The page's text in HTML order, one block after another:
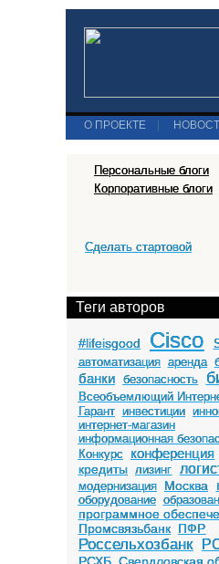
О ПРОЕКТЕ
Персональные блоги
Корпоративные блоги
Сделать стартовой
Теги авторов
#lifeisgood Cisco
автоматизация аренда
банки безопасность
Всеобъемлющий
Гарант инвестиции
интернет-магазин
информационная
Конкурс
конференция
кредиты лизинг
модернизация
Москва
оборудование
программное
Промсвязьбанк ПФР
Россельхозбанк